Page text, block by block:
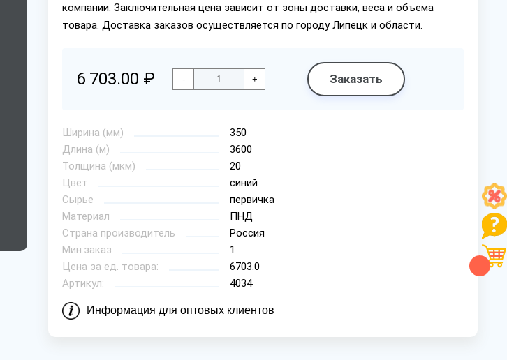
компании. Заключительная цена зависит от зоны доставки, веса и объема
товара. Доставка заказов осуществляется по городу Липецк и области.
6 703.00 ₽ - + Заказать
Ширина (мм)
350
Длина (м)
3600
Толщина (мкм)
20
Цвет
синий
Сырье
первичка
Материал
ПНД
Страна производитель
Россия
Мин.заказ
1
Цена за ед. товара:
6703.0
Артикул:
4034
Информация для оптовых клиентов